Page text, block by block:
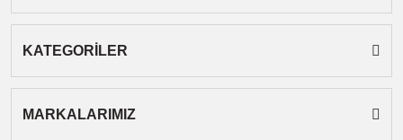
Gönder
KATEGORİLER
MARKALARIMIZ